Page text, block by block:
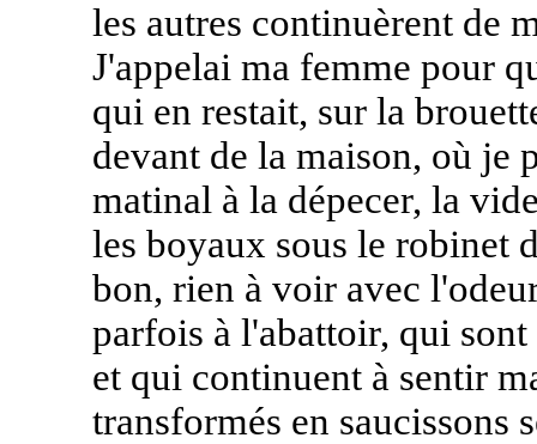
les autres continuèrent de
J'appelai ma femme pour
qui en restait, sur la
devant de la maison, où je
matinal à la dépecer, la
les boyaux sous le robinet
bon, rien à voir avec
parfois à l'abattoir, qui
et qui continuent à sentir
transformés en saucissons